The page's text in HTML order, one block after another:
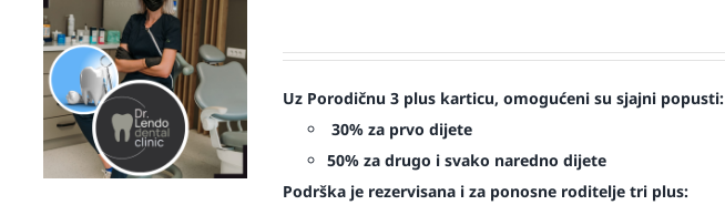
Uz Porodičnu 3 plus karticu, omogućeni su sjajni popusti:
30% za prvo dijete
50% za drugo i svako naredno dijete
Podrška je rezervisana i za ponosne roditelje tri plus: